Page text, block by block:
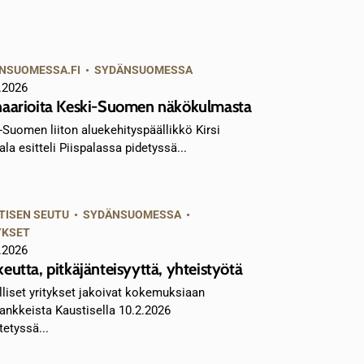
• SYDÄNSUOMESSA
Keski-Suomen näkökulmasta
Suomen liiton aluekehityspäällikkö Kirsi
esitteli Piispalassa pidetyssä...
SEUTU• SYDÄNSUOMESSA•
pitkäjänteisyyttä, yhteistyötä
yritykset jakoivat kokemuksiaan
Kaustisella 10.2.2026